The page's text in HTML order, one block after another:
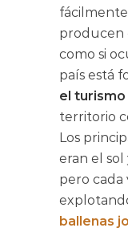
fácilmente
producen
como si
país está
el turismo
territorio
Los
eran el
pero cada
ballenas